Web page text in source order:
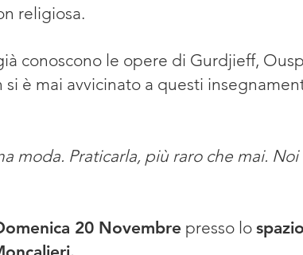
religiosa.
conoscono le opere di Gurdjieff,
si è mai avvicinato a questi
moda. Praticarla, più raro che mai.
20 Novembre presso lo